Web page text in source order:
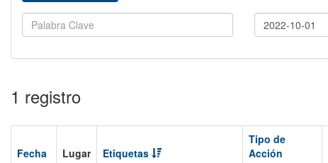
1 registro
Fecha Lugar Etiquetas
Tipo de
Acción